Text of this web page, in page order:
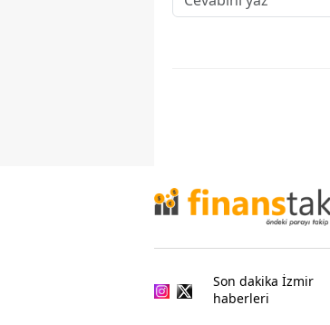
Son dakika İzmir
haberleri